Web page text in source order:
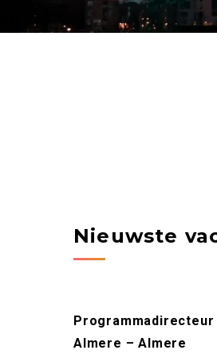
Nieuwste
Almere – Almere